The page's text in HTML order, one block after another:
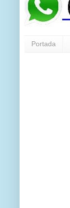
Portada